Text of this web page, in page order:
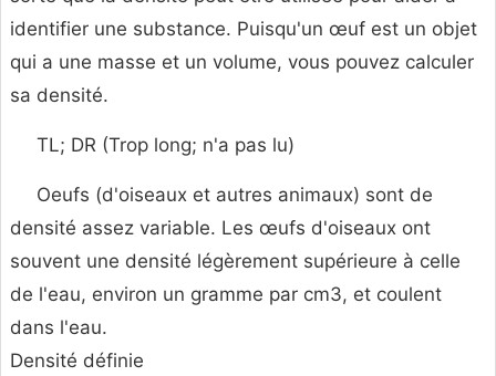
identifier une substance. Puisqu'un œuf est un objet
qui a une masse et un volume, vous pouvez calculer
sa densité.
TL; DR (Trop long; n'a pas lu)
Oeufs (d'oiseaux et autres animaux) sont de
densité assez variable. Les œufs d'oiseaux ont
souvent une densité légèrement supérieure à celle
de l'eau, environ un gramme par cm3, et coulent
dans l'eau.
Densité définie